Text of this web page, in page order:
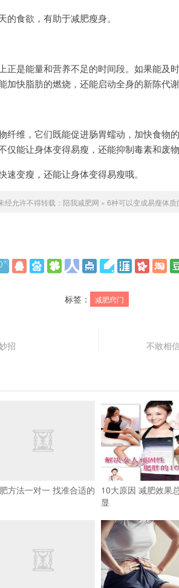
食欲，有助于减肥瘦身。
正是能量和营养不足的时间段。如果能及
加快脂肪的燃烧，还能启动全身的新陈代
纤维，它们既能促进肠胃蠕动，加快食物
仅能让身体变得易瘦，还能抑制毒素和废物
变瘦，还能让身体变得易瘦哦。
经允许不得转载： 陪我减肥网 » 6种可以变成易瘦体质
标签： 减肥窍门
招
不敢相
方法一对一 找准合适的
10大原因 减肥效果
显